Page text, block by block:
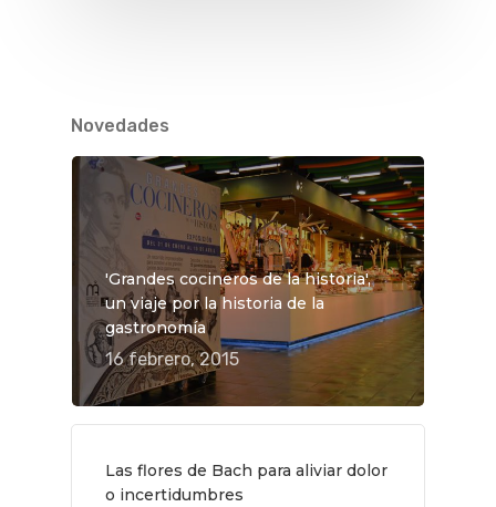
Novedades
'Grandes cocineros de la historia',
un viaje por la historia de la
gastronomía
16 febrero, 2015
Las flores de Bach para aliviar dolor
o incertidumbres
QUÉ HACER